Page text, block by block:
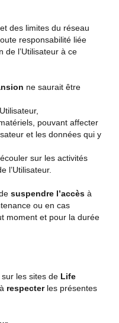
des limites du réseau
responsabilité liée
de l’Utilisateur à ce
ne saurait être
pouvant affecter
et les données qui y
sur les activités
l’Utilisateur.
suspendre l’accès à
ou en cas
moment et pour la durée
les sites de Life
respecterles présentes